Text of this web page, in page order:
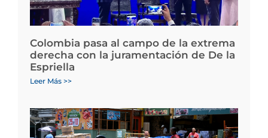
Colombia pasa al campo de la extrema
derecha con la juramentación de De la
Espriella
Leer Más >>